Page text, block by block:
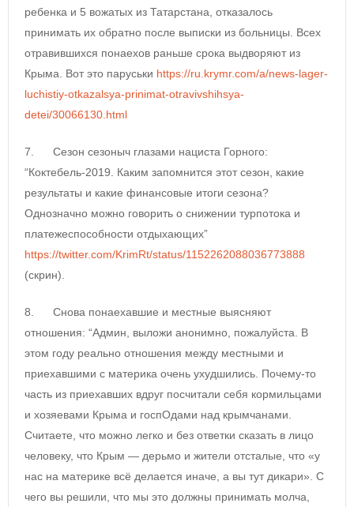
ребенка и 5 вожатых из Татарстана, отказалось
принимать их обратно после выписки из больницы. Всех
отравившихся понаехов раньше срока выдворяют из
Крыма. Вот это паруськи https://ru.krymr.com/a/news-lager-
luchistiy-otkazalsya-prinimat-otravivshihsya-
detei/30066130.html
7. Сезон сезоныч глазами нациста Горного:
“Коктебель-2019. Каким запомнится этот сезон, какие
результаты и какие финансовые итоги сезона?
Однозначно можно говорить о снижении турпотока и
платежеспособности отдыхающих”
https://twitter.com/KrimRt/status/1152262088036773888
(скрин).
8. Снова понаехавшие и местные выясняют
отношения: “Админ, выложи анонимно, пожалуйста. В
этом году реально отношения между местными и
приехавшими с материка очень ухудшились. Почему-то
часть из приехавших вдруг посчитали себя кормильцами
и хозяевами Крыма и госпОдами над крымчанами.
Считаете, что можно легко и без ответки сказать в лицо
человеку, что Крым — дерьмо и жители отсталые, что «у
нас на материке всё делается иначе, а вы тут дикари». С
чего вы решили, что мы это должны принимать молча,